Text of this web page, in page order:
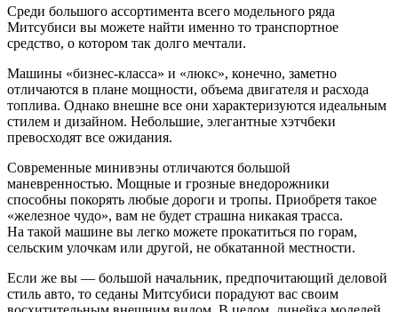
Среди большого ассортимента всего модельного ряда
Митсубиси вы можете найти именно то транспортное
средство, о котором так долго мечтали.
Машины «бизнес-класса» и «люкс», конечно, заметно
отличаются в плане мощности, объема двигателя и расхода
топлива. Однако внешне все они характеризуются идеальным
стилем и дизайном. Небольшие, элегантные хэтчбеки
превосходят все ожидания.
Современные минивэны отличаются большой
маневренностью. Мощные и грозные внедорожники
способны покорять любые дороги и тропы. Приобретя такое
«железное чудо», вам не будет страшна никакая трасса.
На такой машине вы легко можете прокатиться по горам,
сельским улочкам или другой, не обкатанной местности.
Если же вы — большой начальник, предпочитающий деловой
стиль авто, то седаны Митсубиси порадуют вас своим